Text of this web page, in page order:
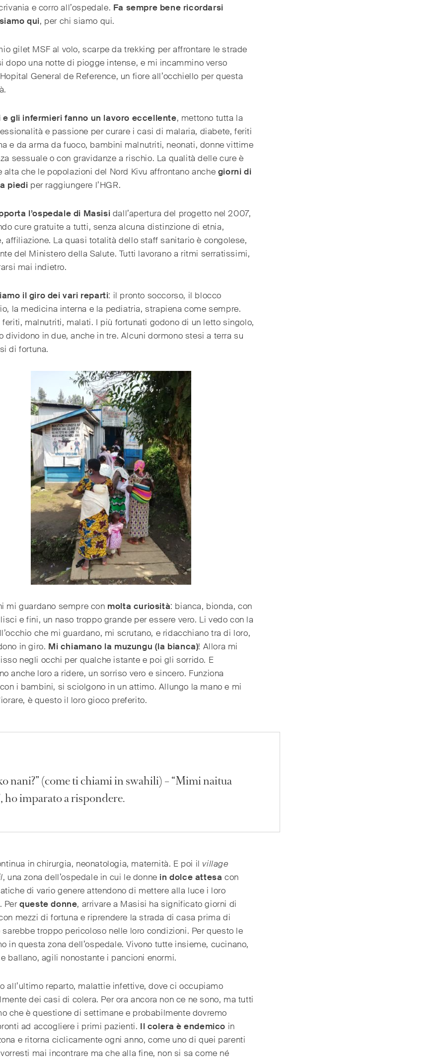
e corro all’ospedale. Fa sempre bene ricordarsi
qui, per chi siamo qui.
gilet MSF al volo, scarpe da trekking per affrontare le strade
dopo una notte di piogge intense, e mi incammino verso
General de Reference, un fiore all’occhiello per questa
e gli infermieri fanno un lavoro eccellente, mettono tutta la
e passione per curare i casi di malaria, diabete, feriti
e da arma da fuoco, bambini malnutriti, neonati, donne vittime
sessuale o con gravidanze a rischio. La qualità delle cure è
alta che le popolazioni del Nord Kivu affrontano anche giorni di
piedi per raggiungere l’HGR.
l’ospedale di Masisi dall’apertura del progetto nel 2007,
cure gratuite a tutti, senza alcuna distinzione di etnia,
affiliazione. La quasi totalità dello staff sanitario è congolese,
del Ministero della Salute. Tutti lavorano a ritmi serratissimi,
mai indietro.
il giro dei vari reparti: il pronto soccorso, il blocco
la medicina interna e la pediatria, strapiena come sempre.
malnutriti, malati. I più fortunati godono di un letto singolo,
dividono in due, anche in tre. Alcuni dormono stesi a terra su
di fortuna.
mi guardano sempre con molta curiosità: bianca, bionda, con
e fini, un naso troppo grande per essere vero. Li vedo con la
che mi guardano, mi scrutano, e ridacchiano tra di loro,
in giro. Mi chiamano la muzungu (la bianca)! Allora mi
negli occhi per qualche istante e poi gli sorrido. E
anche loro a ridere, un sorriso vero e sincero. Funziona
i bambini, si sciolgono in un attimo. Allungo la mano e mi
è questo il loro gioco preferito.
nani?” (come ti chiami in swahili) – “Mimi naitua
ho imparato a rispondere.
in chirurgia, neonatologia, maternità. E poi il village
, una zona dell’ospedale in cui le donne in dolce attesa con
di vario genere attendono di mettere alla luce i loro
Perqueste donne, arrivare a Masisi ha significato giorni di
mezzi di fortuna e riprendere la strada di casa prima di
sarebbe troppo pericoloso nelle loro condizioni. Per questo le
in questa zona dell’ospedale. Vivono tutte insieme, cucinano,
ballano, agili nonostante i pancioni enormi.
all’ultimo reparto, malattie infettive, dove ci occupiamo
dei casi di colera. Per ora ancora non ce ne sono, ma tutti
che è questione di settimane e probabilmente dovremo
ad accogliere i primi pazienti. Il colera è endemico in
e ritorna ciclicamente ogni anno, come uno di quei parenti
mai incontrare ma che alla fine, non si sa come né